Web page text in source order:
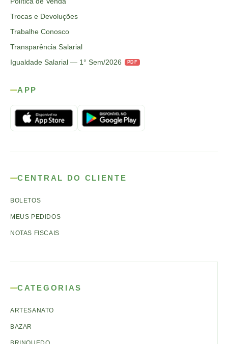
Trocas e Devoluções
Trabalhe Conosco
Transparência Salarial
Igualdade Salarial — 1° Sem/2026
PDF
APP
CENTRAL DO CLIENTE
BOLETOS
MEUS PEDIDOS
NOTAS FISCAIS
CATEGORIAS
ARTESANATO
BAZAR